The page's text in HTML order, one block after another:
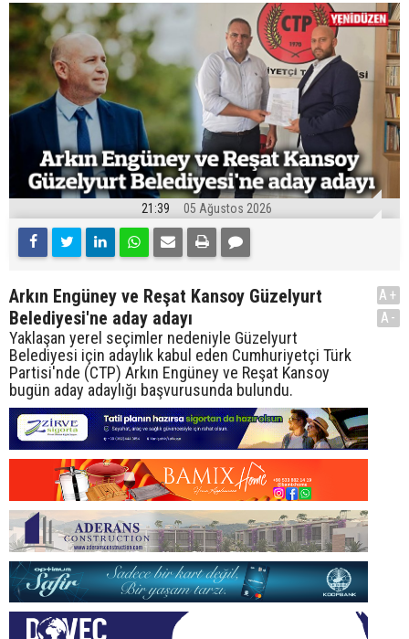
21:39 05 Ağustos 2026
Arkın Engüney ve Reşat Kansoy Güzelyurt
Belediyesi'ne aday adayı
Yaklaşan yerel seçimler nedeniyle Güzelyurt
Belediyesi için adaylık kabul eden Cumhuriyetçi Türk
Partisi'nde (CTP) Arkın Engüney ve Reşat Kansoy
bugün aday adaylığı başvurusunda bulundu.
A+
A-